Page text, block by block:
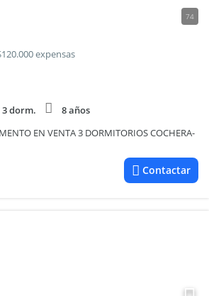
74
expensas
3 dorm.
8 años
EN VENTA 3 DORMITORIOS COCHERA-
Contactar